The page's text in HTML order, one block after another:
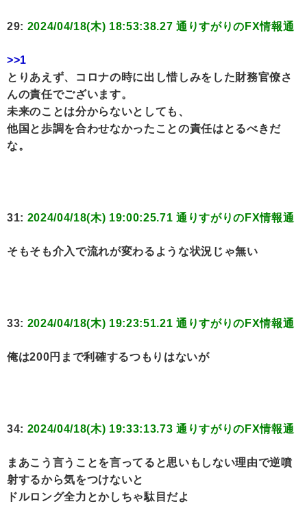
29: 2024/04/18(木) 18:53:38.27 通りすがりのFX情報通
>>1
とりあえず、コロナの時に出し惜しみをした財務官僚さ
んの責任でございます。
未来のことは分からないとしても、
他国と歩調を合わせなかったことの責任はとるべきだ
な。
31: 2024/04/18(木) 19:00:25.71 通りすがりのFX情報通
そもそも介入で流れが変わるような状況じゃ無い
33: 2024/04/18(木) 19:23:51.21 通りすがりのFX情報通
俺は200円まで利確するつもりはないが
34: 2024/04/18(木) 19:33:13.73 通りすがりのFX情報通
まあこう言うことを言ってると思いもしない理由で逆噴
射するから気をつけないと
ドルロング全力とかしちゃ駄目だよ